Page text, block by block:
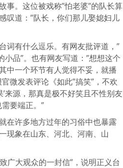
事。这位被戏称”怕老婆”的队长算
叹道：”队长，你们那儿娶媳妇儿
词有什么逗乐。有网友批评道，”
小品”。也有网友写道：”想想这个
中一个环节有人觉得不妥，就播
微发表评论《如此”搞笑”，不欢
来源，那真是极不好笑且不性别友
要端正。”
在许多地方过年的习俗中也暴露
现象在山东、河北、河南、山
广大观众的一封信”，说明正义台